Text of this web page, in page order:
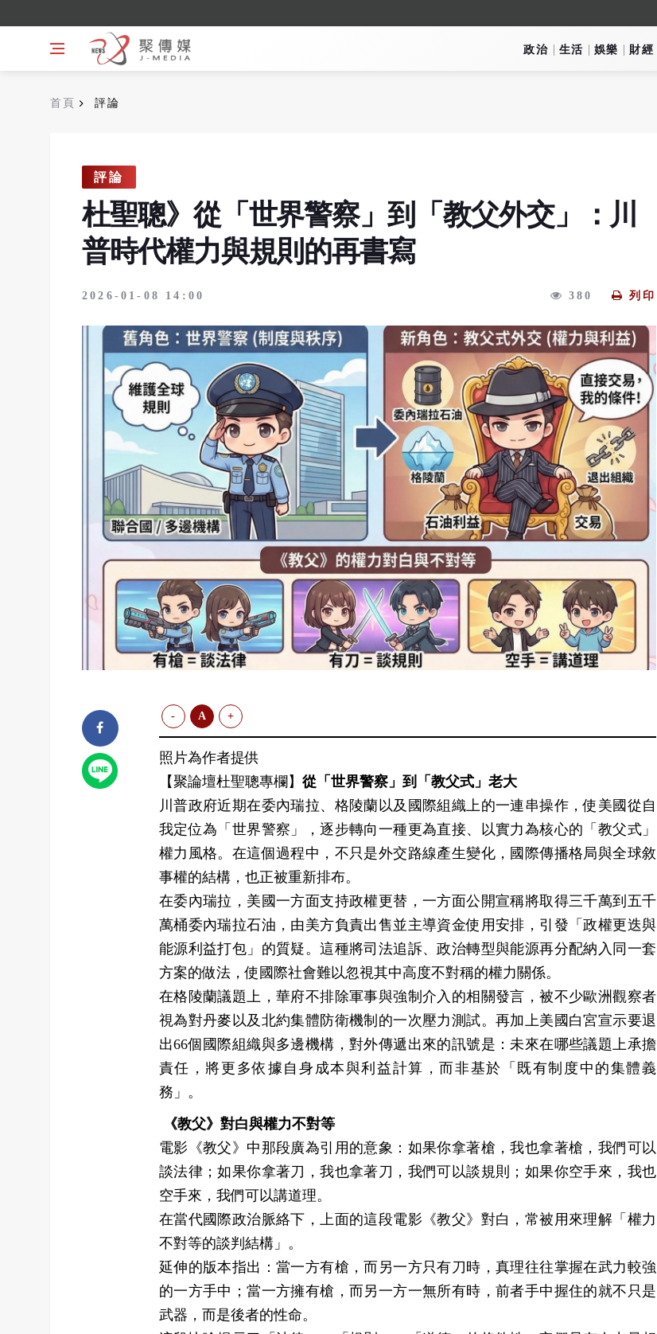
政治 生活 娛樂 財經
首頁 評論
評論
杜聖聰》從「世界警察」到「教父外交」：川
普時代權力與規則的再書寫
2026-01-08 14:00 380 列印
- A +
照片為作者提供
【聚論壇杜聖聰專欄】 從「世界警察」到「教父式」老大
川普政府近期在委內瑞拉、格陵蘭以及國際組織上的一連串操作，使美國從自
我定位為「世界警察」，逐步轉向一種更為直接、以實力為核心的「教父式」
權力風格。在這個過程中，不只是外交路線產生變化，國際傳播格局與全球敘
事權的結構，也正被重新排布。
在委內瑞拉，美國一方面支持政權更替，一方面公開宣稱將取得三千萬到五千
萬桶委內瑞拉石油，由美方負責出售並主導資金使用安排，引發「政權更迭與
能源利益打包」的質疑。這種將司法追訴、政治轉型與能源再分配納入同一套
方案的做法，使國際社會難以忽視其中高度不對稱的權力關係。
在格陵蘭議題上，華府不排除軍事與強制介入的相關發言，被不少歐洲觀察者
視為對丹麥以及北約集體防衛機制的一次壓力測試。再加上美國白宮宣示要退
出66個國際組織與多邊機構，對外傳遞出來的訊號是：未來在哪些議題上承擔
責任，將更多依據自身成本與利益計算，而非基於「既有制度中的集體義
務」。
《教父》對白與權力不對等
電影《教父》中那段廣為引用的意象：如果你拿著槍，我也拿著槍，我們可以
談法律；如果你拿著刀，我也拿著刀，我們可以談規則；如果你空手來，我也
空手來，我們可以講道理。
在當代國際政治脈絡下，上面的這段電影《教父》對白，常被用來理解「權力
不對等的談判結構」。
延伸的版本指出：當一方有槍，而另一方只有刀時，真理往往掌握在武力較強
的一方手中；當一方擁有槍，而另一方一無所有時，前者手中握住的就不只是
武器，而是後者的性命。